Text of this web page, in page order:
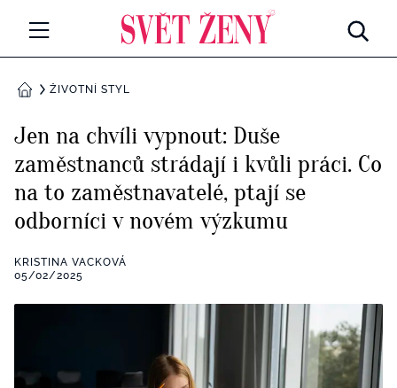
Všechny kategorie
Rozhovory
RETROHUBKY
PSYCHOLOGIE
Seberozvoj
ZDRAVÍ
ZÁBAVA
Testy a kvízy
DOMŮŽIVOTNÍ STYL
​Jen na chvíli vypnout: Duše
zaměstnanců strádají i kvůli práci. Co
na to zaměstnavatelé, ptají se
odborníci v novém výzkumu
KRISTINA VACKOVÁ
05/02/2025